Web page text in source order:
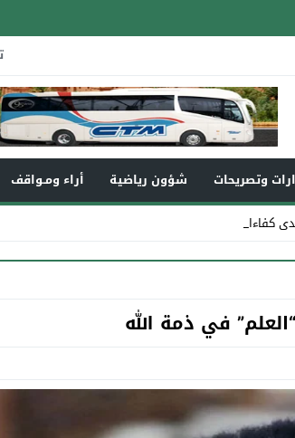
وتصريحات شؤون رياضية أراء ومـواقف
تاونات) _
في ذمة الله